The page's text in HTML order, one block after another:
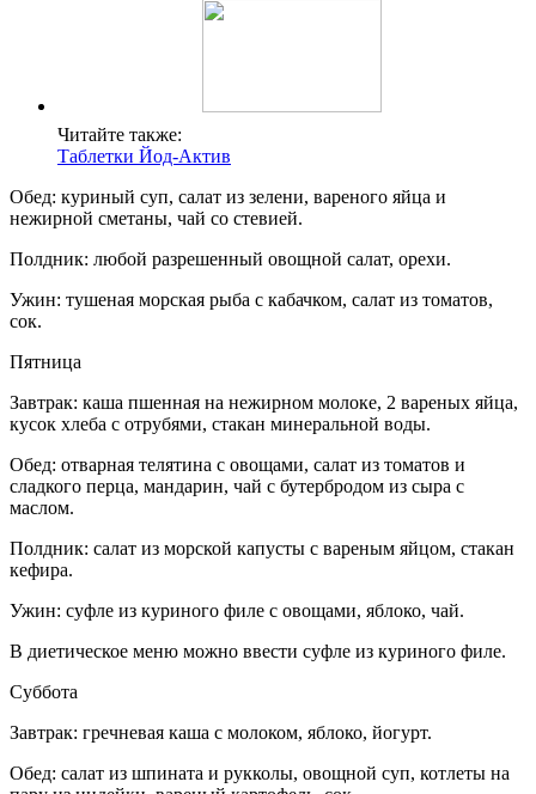
Читайте также:
Таблетки Йод-Актив
Обед: куриный суп, салат из зелени, вареного яйца и
нежирной сметаны, чай со стевией.
Полдник: любой разрешенный овощной салат, орехи.
Ужин: тушеная морская рыба с кабачком, салат из томатов,
сок.
Пятница
Завтрак: каша пшенная на нежирном молоке, 2 вареных яйца,
кусок хлеба с отрубями, стакан минеральной воды.
Обед: отварная телятина с овощами, салат из томатов и
сладкого перца, мандарин, чай с бутербродом из сыра с
маслом.
Полдник: салат из морской капусты с вареным яйцом, стакан
кефира.
Ужин: суфле из куриного филе с овощами, яблоко, чай.
В диетическое меню можно ввести суфле из куриного филе.
Суббота
Завтрак: гречневая каша с молоком, яблоко, йогурт.
Обед: салат из шпината и рукколы, овощной суп, котлеты на